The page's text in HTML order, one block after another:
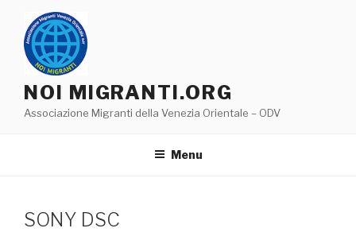
contenuto
NOI MIGRANTI.ORG
Associazione Migranti della Venezia Orientale – ODV
Menu
SONY DSC